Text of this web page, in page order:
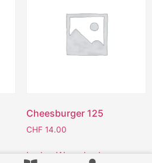
Cheesburger 125
CHF14.00
In den Warenkorb